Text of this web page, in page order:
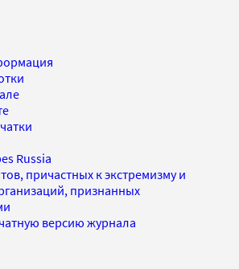
Russia
причастных к экстремизму и
признанных
версию журнала